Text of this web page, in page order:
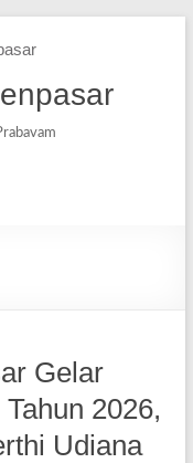
Gelar
2026,
Udiana